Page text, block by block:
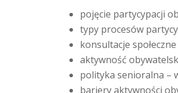
pojęcie partycypacji
typy procesów
konsultacje społeczne
aktywność
polityka senioralna –
bariery aktywności